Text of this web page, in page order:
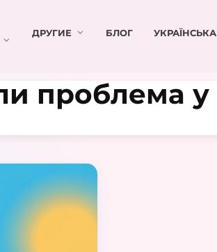
ДРУГИЕ БЛОГ УКРАЇНСЬКА
проблема у